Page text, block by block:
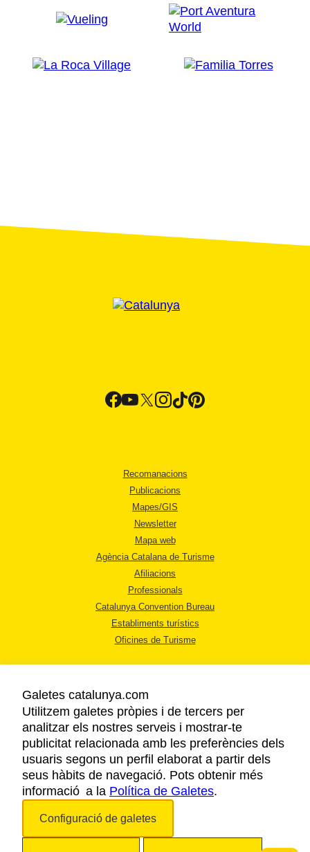
Recomanacions
Publicacions
Mapes/GIS
Newsletter
Mapa web
Agència Catalana de Turisme
Afiliacions
Professionals
Catalunya Convention Bureau
Establiments turístics
Oficines de Turisme
AVÍS LEGAL
POLÍTICA DE PRIVACITAT
COOKIES
ACCESSIBILITAT
Galetes catalunya.com
Utilitzem galetes pròpies i de tercers per
analitzar els nostres serveis i mostrar-te
publicitat relacionada amb les preferències dels
usuaris segons un perfil elaborat a partir dels
seus hàbits de navegació. Pots obtenir més
informació a la Política de Galetes.
Configuració de galetes